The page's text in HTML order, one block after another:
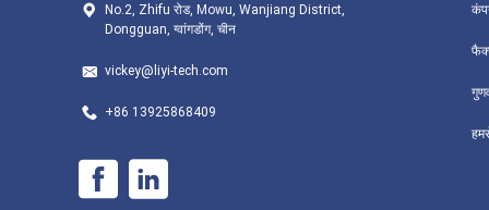
No.2, Zhifu रोड, Mowu, Wanjiang District,
Dongguan, ग्वांगडोंग, चीन
vickey@liyi-tech.com
+86 13925868409